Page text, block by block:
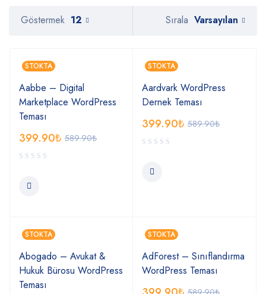
Sırala Varsayılan
Göstermek 12
STOKTA
Aabbe – Digital
Marketplace WordPress
Teması
589.90₺
399.90₺
STOKTA
Aardvark WordPress
Dernek Teması
589.90₺
399.90₺
STOKTA
Abogado – Avukat &
Hukuk Bürosu WordPress
Teması
STOKTA
AdForest – Sınıflandırma
WordPress Teması